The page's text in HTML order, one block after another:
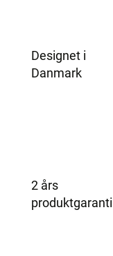
Designet i
Danmark
2 års
produktgaranti